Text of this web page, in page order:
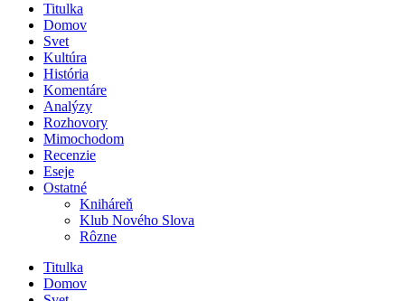
Titulka
Domov
Svet
Kultúra
História
Komentáre
Analýzy
Rozhovory
Mimochodom
Recenzie
Eseje
Ostatné
Kniháreň
Klub Nového Slova
Rôzne
Titulka
Domov